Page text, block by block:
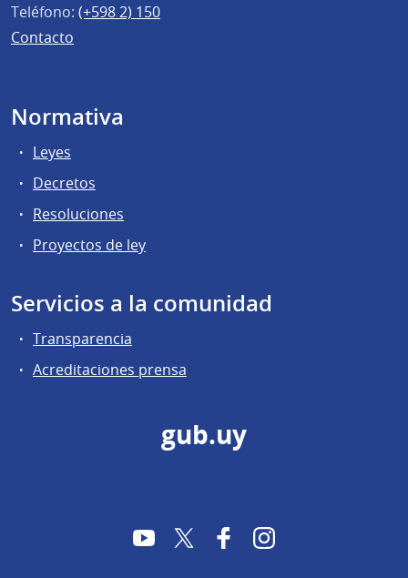
Teléfono: (+598 2) 150
Contacto
Normativa
Leyes
Decretos
Resoluciones
Proyectos de ley
Servicios a la comunidad
Transparencia
Acreditaciones prensa
gub.uy
YouTubeTwitter FacebookInstagram